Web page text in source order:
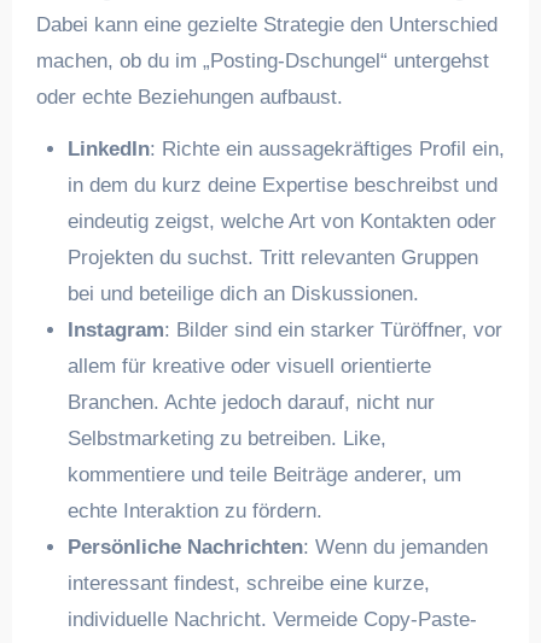
Dabei kann eine gezielte Strategie den Unterschied
machen, ob du im „Posting-Dschungel“ untergehst
oder echte Beziehungen aufbaust.
LinkedIn: Richte ein aussagekräftiges Profil ein,
in dem du kurz deine Expertise beschreibst und
eindeutig zeigst, welche Art von Kontakten oder
Projekten du suchst. Tritt relevanten Gruppen
bei und beteilige dich an Diskussionen.
Instagram: Bilder sind ein starker Türöffner, vor
allem für kreative oder visuell orientierte
Branchen. Achte jedoch darauf, nicht nur
Selbstmarketing zu betreiben. Like,
kommentiere und teile Beiträge anderer, um
echte Interaktion zu fördern.
Persönliche Nachrichten: Wenn du jemanden
interessant findest, schreibe eine kurze,
individuelle Nachricht. Vermeide Copy-Paste-